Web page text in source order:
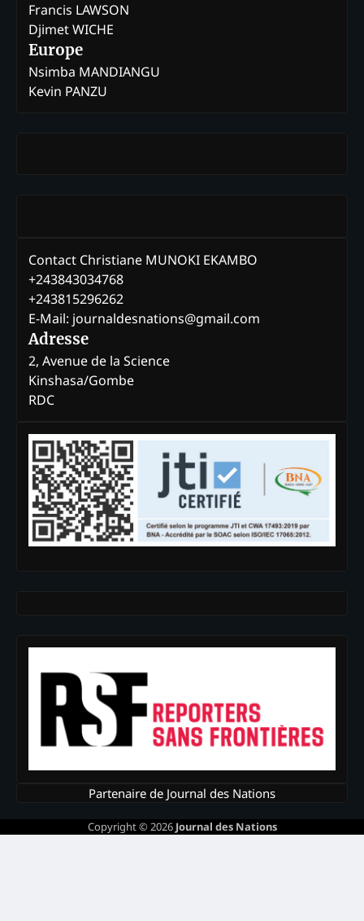
Francis LAWSON
Djimet WICHE
Europe
Nsimba MANDIANGU
Kevin PANZU
Contact Christiane MUNOKI EKAMBO
+243843034768
+243815296262
E-Mail: journaldesnations@gmail.com
Adresse
2, Avenue de la Science
Kinshasa/Gombe
RDC
Partenaire de Journal des Nations
Copyright © 2026 Journal des Nations